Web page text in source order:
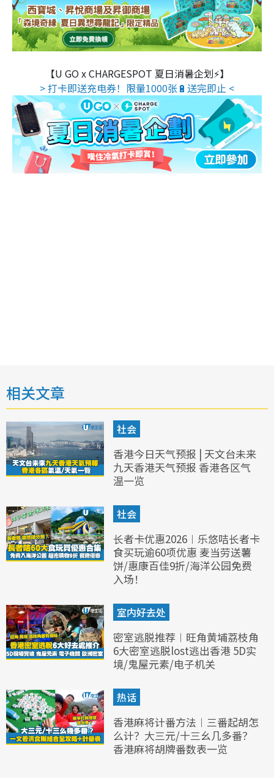
【U GO x CHARGESPOT 夏日消暑企划⚡】
> 打卡即送充电券！限量1000张🔋送完即止 <
相关文章
社会
香港今日天气预报 | 天文台未来
九天香港天气预报 香港各区气
温一览
社会
长者卡优惠2026︱乐悠咭长者卡
食买玩逾60项优惠 麦当劳送薯
饼/惠康百佳9折/海洋公园免费
入场！
室内好去处
密室逃脱推荐︱旺角黄埔荔枝角
6大密室逃脱lost逃出香港 5D实
境/鬼屋元素/电子机关
热话
香港麻将计番方法︱三番起胡怎
么计？大三元/十三幺几多番？
香港麻将胡牌番数表一览